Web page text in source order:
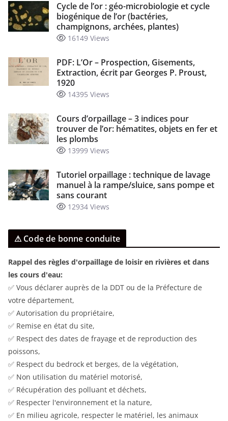
Cycle de l’or : géo-microbiologie et cycle
biogénique de l’or (bactéries,
champignons, archées, plantes)
16149 Views
PDF: L’Or – Prospection, Gisements,
Extraction, écrit par Georges P. Proust,
1920
14395 Views
Cours d’orpaillage – 3 indices pour
trouver de l’or: hématites, objets en fer et
les plombs
13999 Views
Tutoriel orpaillage : technique de lavage
manuel à la rampe/sluice, sans pompe et
sans courant
12934 Views
⚠ Code de bonne conduite
Rappel des règles d'orpaillage de loisir en rivières et dans
les cours d'eau:
✅ Vous déclarer auprès de la DDT ou de la Préfecture de
votre département,
✅ Autorisation du propriétaire,
✅ Remise en état du site,
✅ Respect des dates de frayage et de reproduction des
poissons,
✅ Respect du bedrock et berges, de la végétation,
✅ Non utilisation du matériel motorisé,
✅ Récupération des polluant et déchets,
✅ Respecter l'environnement et la nature,
✅ En milieu agricole, respecter le matériel, les animaux